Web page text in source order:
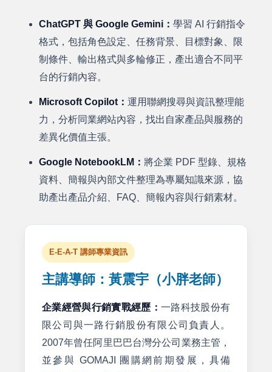
ChatGPT 與 Google Gemini： 學習 AI 行銷指令
格式，包括角色設定、任務背景、目標對象、限
制條件、輸出格式與多輪修正，產出適合不同平
台的行銷內容。
Microsoft Copilot： 運用聯網搜尋與資訊整理能
力，分析同業網站內容，找出自家產品與服務的
差異化價值主張。
Google NotebookLM： 將企業 PDF 型錄、規格
資料、簡報與內部文件整理為專屬知識來源，協
助產出產品介紹、FAQ、簡報內容與行銷素材。
E-E-A-T 講師專業資訊
主講導師：黃震宇（小胖老師）
企業經營與行銷實戰經歷： 一路科技股份有
限公司與一路行銷股份有限公司負責人。
2007年曾任阿里巴巴台灣分公司業務主管，
並參與 GOMAJI 團購網前期發展，具備